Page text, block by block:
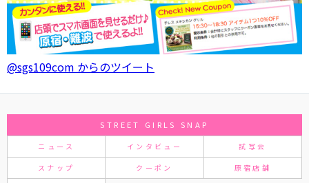
@sgs109com からのツイート
STREET GIRLS SNAP
ニュース インタビュー 試写会
スナップ クーポン 原宿店舗